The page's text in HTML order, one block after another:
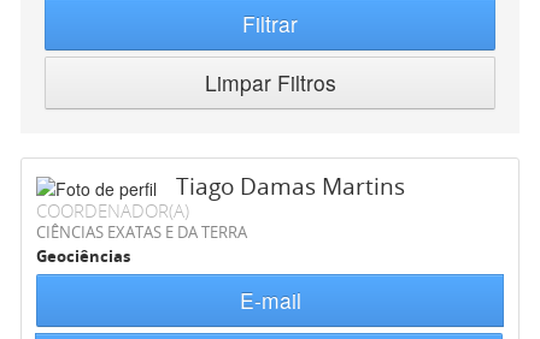
Filtrar
Limpar Filtros
Tiago Damas Martins
COORDENADOR(A)
CIÊNCIAS EXATAS E DA TERRA
Geociências
E-mail